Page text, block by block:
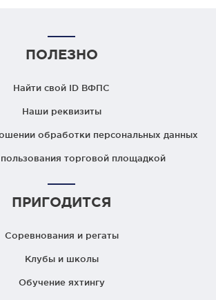
ПОЛЕЗНО
Найти свой ID ВФПС
Наши реквизиты
обработки персональных данных
торговой площадкой
ПРИГОДИТСЯ
Соревнования и регаты
Клубы и школы
Обучение яхтингу